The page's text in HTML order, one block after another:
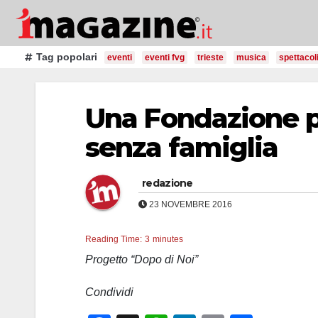
Salta
contenutoTag popolari eventi eventi fvg trieste musica spettacoli
Una Fondazione
senza famiglia
redazione
23 NOVEMBRE 2016
Reading Time: 3 minutes
Progetto “Dopo di Noi”
Condividi